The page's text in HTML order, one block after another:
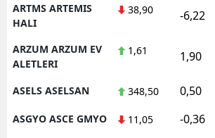
ARTMS ARTEMIS
HALI
38,90 -6,22
ARZUM ARZUM EV
ALETLERI
1,61 1,90
ASELS ASELSAN 348,50 0,50
ASGYO ASCE GMYO 11,05 -0,36